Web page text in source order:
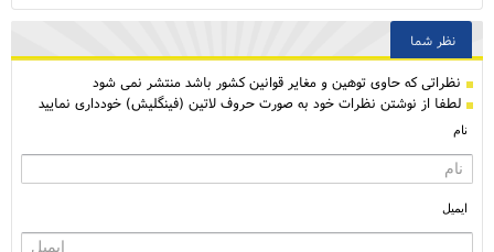
نظر شما
نظراتی كه حاوی توهین و مغایر قوانین کشور باشد منتشر نمی شود
لطفا از نوشتن نظرات خود به صورت حروف لاتین (فینگلیش) خودداری نمایید
نام
ایمیل